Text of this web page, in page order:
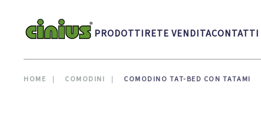
Skip to main contentPRODOTTIRETE VENDITACONTATTI
HOME COMODINI COMODINO TAT-BED CON TATAMI